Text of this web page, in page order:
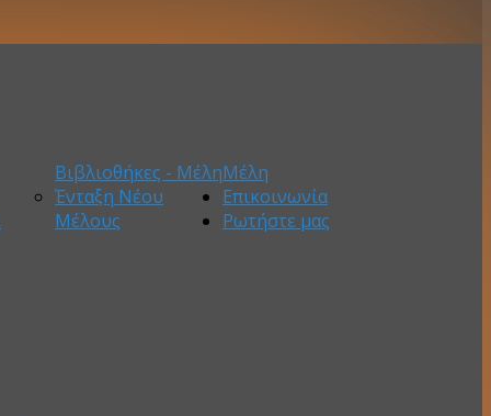
Μέλη
Βιβλιοθήκες - Μέλη
Ένταξη Νέου
Μέλους
Επικοινωνία
Ρωτήστε μας